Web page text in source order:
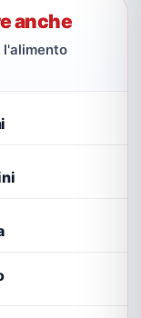
anche